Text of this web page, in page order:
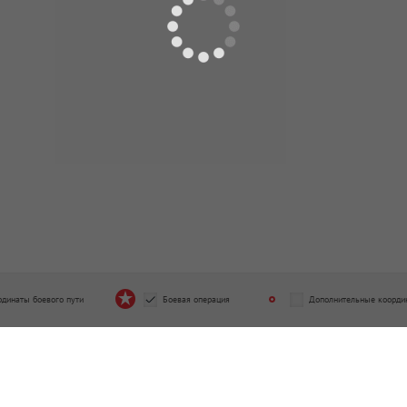
боевого пути Боевая операция Дополнительные